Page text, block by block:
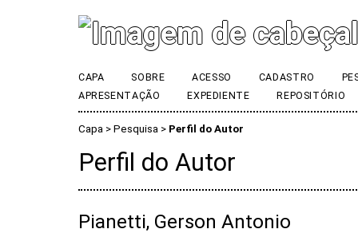
CAPA SOBRE ACESSO CADASTRO
APRESENTAÇÃO
EXPEDIENTE REPOSITÓRIO
Capa > Pesquisa > Perfil do Autor
Perfil do Autor
Pianetti, Gerson Antonio